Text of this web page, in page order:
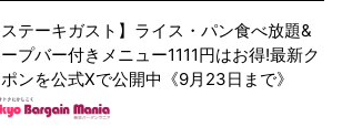
ステーキガスト】ライス・パン食べ放題&
プバー付きメニュー1111円はお得!最新ク
ンを公式Xで公開中《9月23日まで》